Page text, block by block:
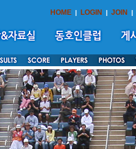
HOME | LOGIN | JOIN |